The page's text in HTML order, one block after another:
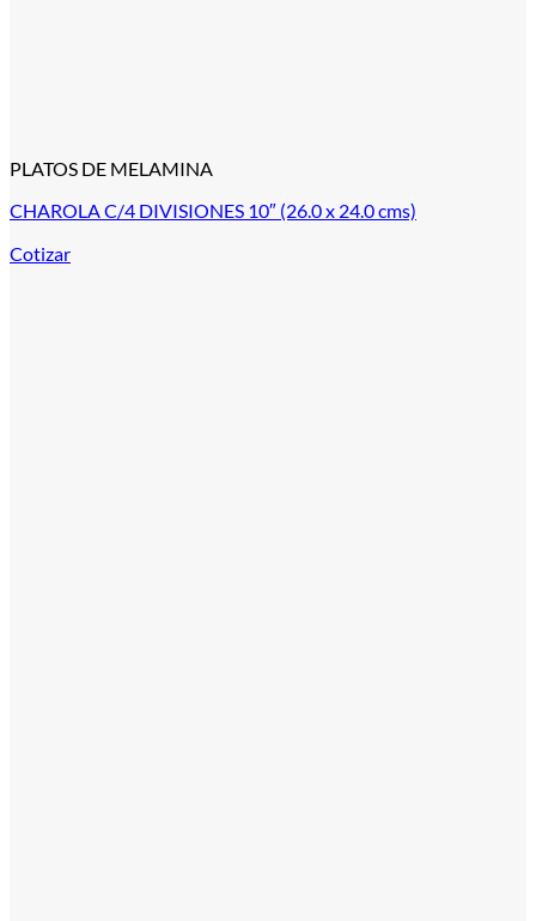
PLATOS DE MELAMINA
CHAROLA C/4 DIVISIONES 10″ (26.0 x 24.0 cms)
Cotizar